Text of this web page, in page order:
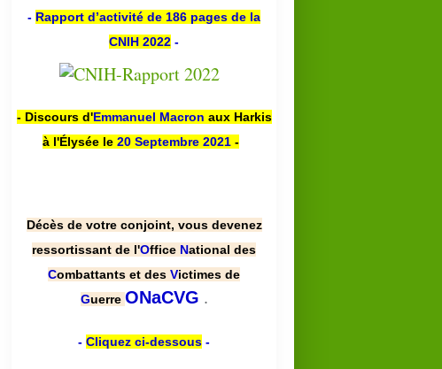
- Rapport d’activité de 186 pages de la
CNIH 2022 -
- Discours d'Emmanuel Macron aux Harkis
à l'Élysée le 20 Septembre 2021 -
Décès de votre conjoint, vous devenez
ressortissant de l'Office National des
Combattants et des Victimes de
Guerre ONaCVG .
- Cliquez ci-dessous -